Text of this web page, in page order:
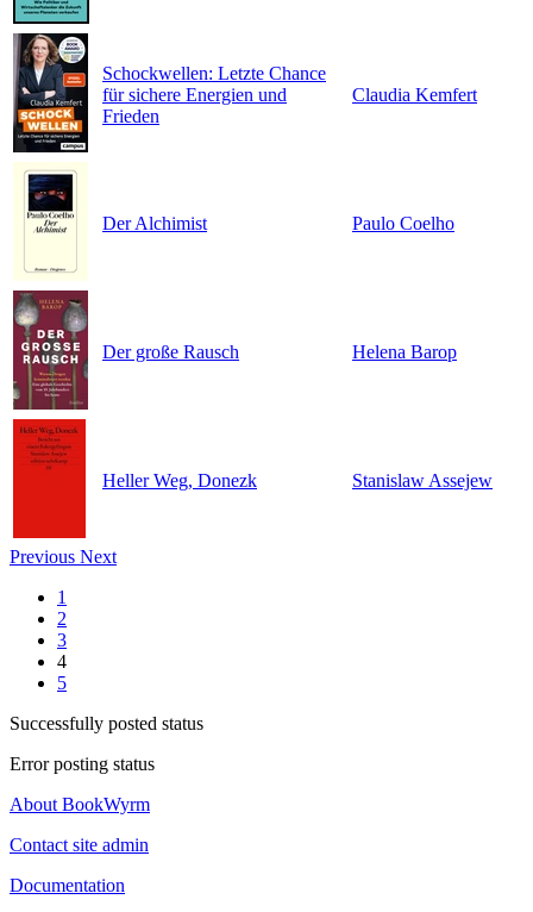
Schockwellen: Letzte Chance
für sichere Energien und
Frieden
Claudia Kemfert
Der Alchimist Paulo Coelho
Der große Rausch Helena Barop
Heller Weg, Donezk Stanislaw Assejew
Previous Next
1
2
3
4
5
Successfully posted status
Error posting status
About BookWyrm
Contact site admin
Documentation